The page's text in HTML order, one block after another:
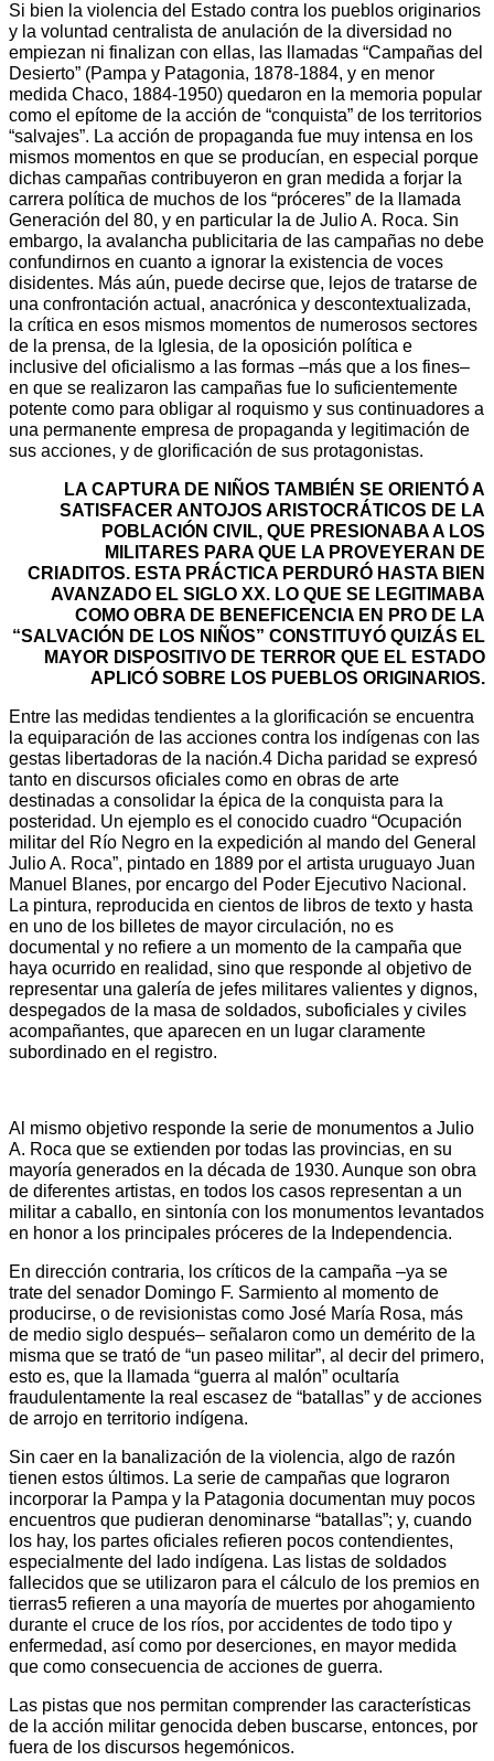
Si bien la violencia del Estado contra los pueblos originarios
y la voluntad centralista de anulación de la diversidad no
empiezan ni finalizan con ellas, las llamadas “Campañas del
Desierto” (Pampa y Patagonia, 1878-1884, y en menor
medida Chaco, 1884-1950) quedaron en la memoria popular
como el epítome de la acción de “conquista” de los territorios
“salvajes”. La acción de propaganda fue muy intensa en los
mismos momentos en que se producían, en especial porque
dichas campañas contribuyeron en gran medida a forjar la
carrera política de muchos de los “próceres” de la llamada
Generación del 80, y en particular la de Julio A. Roca. Sin
embargo, la avalancha publicitaria de las campañas no debe
confundirnos en cuanto a ignorar la existencia de voces
disidentes. Más aún, puede decirse que, lejos de tratarse de
una confrontación actual, anacrónica y descontextualizada,
la crítica en esos mismos momentos de numerosos sectores
de la prensa, de la Iglesia, de la oposición política e
inclusive del oficialismo a las formas –más que a los fines–
en que se realizaron las campañas fue lo suficientemente
potente como para obligar al roquismo y sus continuadores a
una permanente empresa de propaganda y legitimación de
sus acciones, y de glorificación de sus protagonistas.
LA CAPTURA DE NIÑOS TAMBIÉN SE ORIENTÓ A
SATISFACER ANTOJOS ARISTOCRÁTICOS DE LA
POBLACIÓN CIVIL, QUE PRESIONABA A LOS
MILITARES PARA QUE LA PROVEYERAN DE
CRIADITOS. ESTA PRÁCTICA PERDURÓ HASTA BIEN
AVANZADO EL SIGLO XX. LO QUE SE LEGITIMABA
COMO OBRA DE BENEFICENCIA EN PRO DE LA
“SALVACIÓN DE LOS NIÑOS” CONSTITUYÓ QUIZÁS EL
MAYOR DISPOSITIVO DE TERROR QUE EL ESTADO
APLICÓ SOBRE LOS PUEBLOS ORIGINARIOS.
Entre las medidas tendientes a la glorificación se encuentra
la equiparación de las acciones contra los indígenas con las
gestas libertadoras de la nación.4 Dicha paridad se expresó
tanto en discursos oficiales como en obras de arte
destinadas a consolidar la épica de la conquista para la
posteridad. Un ejemplo es el conocido cuadro “Ocupación
militar del Río Negro en la expedición al mando del General
Julio A. Roca”, pintado en 1889 por el artista uruguayo Juan
Manuel Blanes, por encargo del Poder Ejecutivo Nacional.
La pintura, reproducida en cientos de libros de texto y hasta
en uno de los billetes de mayor circulación, no es
documental y no refiere a un momento de la campaña que
haya ocurrido en realidad, sino que responde al objetivo de
representar una galería de jefes militares valientes y dignos,
despegados de la masa de soldados, suboficiales y civiles
acompañantes, que aparecen en un lugar claramente
subordinado en el registro.
Al mismo objetivo responde la serie de monumentos a Julio
A. Roca que se extienden por todas las provincias, en su
mayoría generados en la década de 1930. Aunque son obra
de diferentes artistas, en todos los casos representan a un
militar a caballo, en sintonía con los monumentos levantados
en honor a los principales próceres de la Independencia.
En dirección contraria, los críticos de la campaña –ya se
trate del senador Domingo F. Sarmiento al momento de
producirse, o de revisionistas como José María Rosa, más
de medio siglo después– señalaron como un demérito de la
misma que se trató de “un paseo militar”, al decir del primero,
esto es, que la llamada “guerra al malón” ocultaría
fraudulentamente la real escasez de “batallas” y de acciones
de arrojo en territorio indígena.
Sin caer en la banalización de la violencia, algo de razón
tienen estos últimos. La serie de campañas que lograron
incorporar la Pampa y la Patagonia documentan muy pocos
encuentros que pudieran denominarse “batallas”; y, cuando
los hay, los partes oficiales refieren pocos contendientes,
especialmente del lado indígena. Las listas de soldados
fallecidos que se utilizaron para el cálculo de los premios en
tierras5 refieren a una mayoría de muertes por ahogamiento
durante el cruce de los ríos, por accidentes de todo tipo y
enfermedad, así como por deserciones, en mayor medida
que como consecuencia de acciones de guerra.
Las pistas que nos permitan comprender las características
de la acción militar genocida deben buscarse, entonces, por
fuera de los discursos hegemónicos.